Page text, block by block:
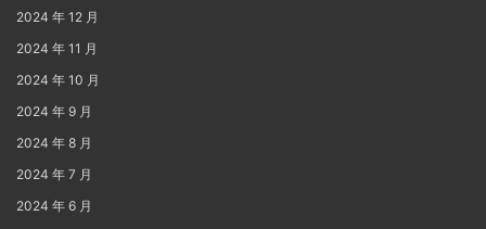
2024 年 12 月
2024 年 11 月
2024 年 10 月
2024 年 9 月
2024 年 8 月
2024 年 7 月
2024 年 6 月